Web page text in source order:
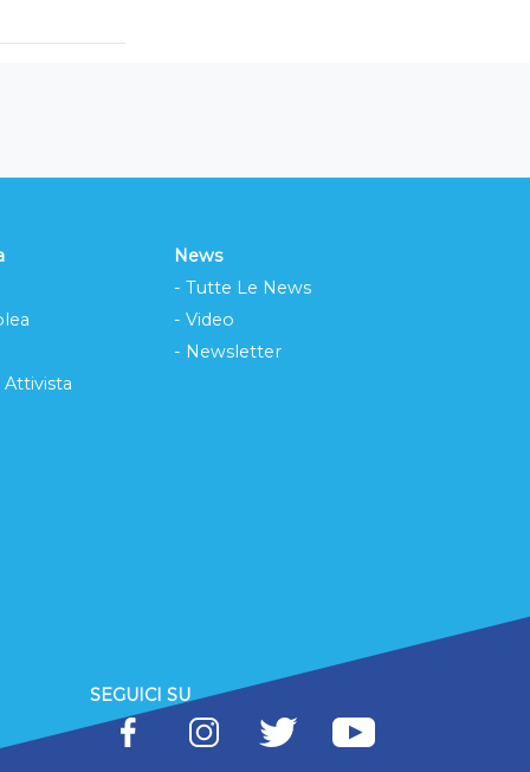
News
- Tutte Le News
- Video
- Newsletter
SEGUICI SU